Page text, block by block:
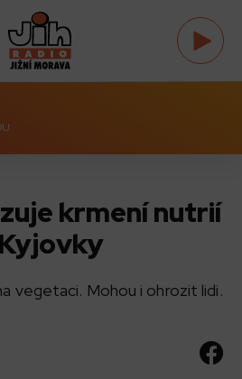
krmení nutrií
vegetaci. Mohou i ohrozit lidi.